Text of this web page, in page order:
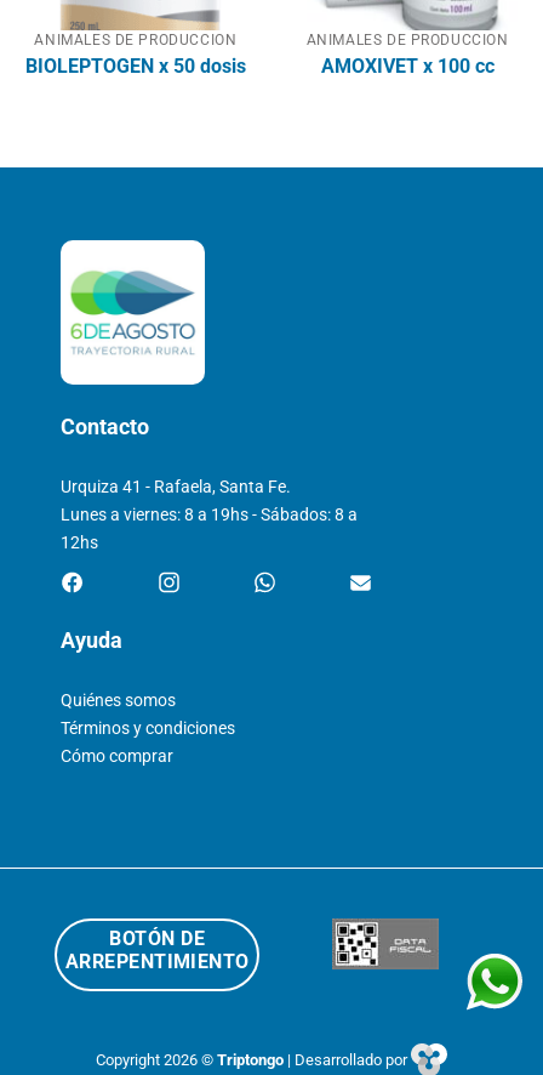
ANIMALES DE PRODUCCION
BIOLEPTOGEN x 50 dosis
ANIMALES DE PRODUCCION
AMOXIVET x 100 cc
Contacto
Urquiza 41 - Rafaela, Santa Fe.
Lunes a viernes: 8 a 19hs - Sábados: 8 a
12hs
Ayuda
Quiénes somos
Términos y condiciones
Cómo comprar
BOTÓN DE
ARREPENTIMIENTO
Copyright 2026 © Triptongo | Desarrollado por